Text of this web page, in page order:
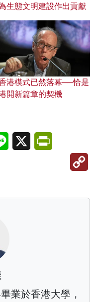
生態文明建設作出貢獻
港模式已然落幕──恰是
開新篇章的契機
Line X
業於香港大學，